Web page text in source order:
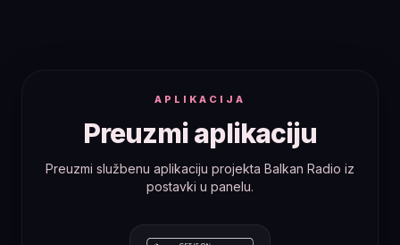
APLIKACIJA
Preuzmi aplikaciju
Preuzmi službenu aplikaciju projekta Balkan Radio iz
postavki u panelu.